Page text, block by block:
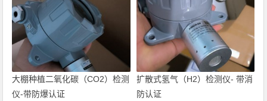
大棚种植二氧化碳（CO2）检测
仪-带防爆认证
扩散式氢气（H2）检测仪- 带消
防认证